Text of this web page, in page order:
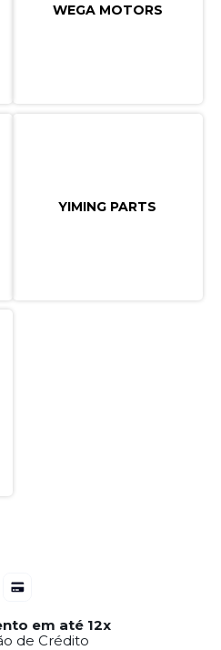
WEGA MOTORS
YIMING PARTS
em até 12x
de Crédito